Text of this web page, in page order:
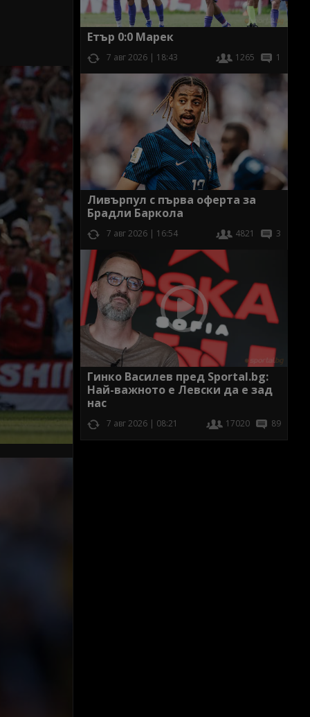
Етър 0:0 Марек
7 авг 2026 | 18:43 1265 1
Ливърпул с първа оферта за
Брадли Баркола
7 авг 2026 | 16:54 4821 3
Гинко Василев пред Sportal.bg:
Най-важното е Левски да е зад
нас
7 авг 2026 | 08:21 17020 89